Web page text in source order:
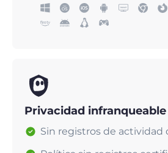
Privacidad infranqueable
Sin registros de actividad